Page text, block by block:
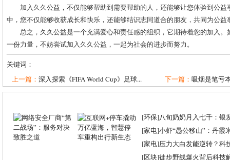
加入久久公益，不仅能够帮助到需要帮助的人，还能够让您体验到公
中，您不仅能够收获成长和快乐，还能够结识志同道合的朋友，共同为公益
总之，久久公益是一个充满爱心和责任感的组织，它期待着您的加入
一份力量，不妨尝试加入久久公益，一起为社会的进步而努力。
关键词：
上一篇： 深入探索《FIFA World Cup》足球... 下一篇： 吸烟是笔亏
[环保]八旬奶奶月入七千：银
[家电]小虾“愚公移山”：丹霞
[家电]压力大白发能逆转？科
[区块]徒步野线爆火背后科技